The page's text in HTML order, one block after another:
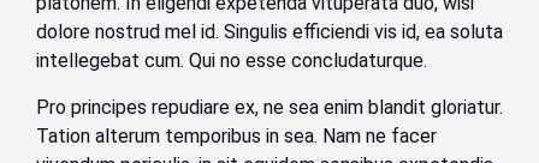
dolore nostrud mel id. Singulis efficiendi vis id, ea soluta
intellegebat cum. Qui no esse concludaturque.
Pro principes repudiare ex, ne sea enim blandit gloriatur.
Tation alterum temporibus in sea. Nam ne facer